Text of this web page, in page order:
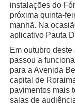
instalações do
próxima quinta-
manhã. Na
aplicativo Pauta
Em outubro
passou a
para a Avenida
capital de
pavimentos mais
salas de